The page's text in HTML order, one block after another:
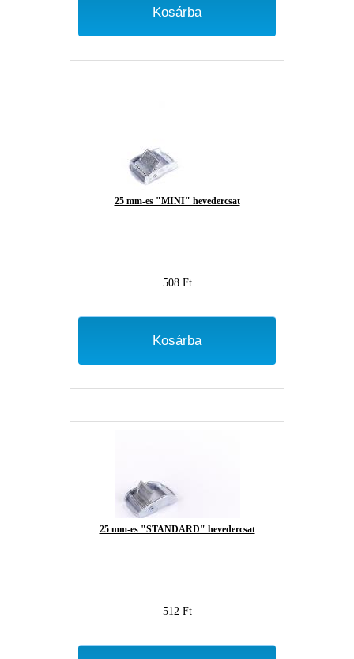
Kosárba
25 mm-es "MINI" hevedercsat
508 Ft
Kosárba
25 mm-es "STANDARD" hevedercsat
512 Ft